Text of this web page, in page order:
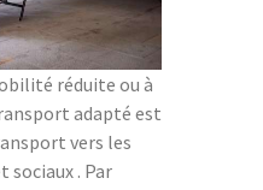
réduite ou à
adapté est
vers les
sociaux . Par